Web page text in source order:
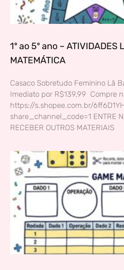
1º ao 5º ano – ATIVIDADES
MATEMÁTICA
Casaco Sobretudo Feminino Lã
Imediato por R$139,99 Compre
https://s.shopee.com.br/
share_channel_code=1 ENTRE
RECEBER OUTROS MATERIAIS